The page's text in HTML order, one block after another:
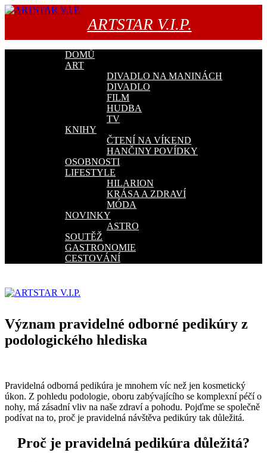
Přejít
webu
ARTSTAR V.I.P.
DOMŮ
ART
DIVADLO NA MANINÁCH
DIVADLO
FILM
HUDBA
TV
KNIHY
ČTENÍ NA VÍKEND
HANČINY POVÍDKY
OSOBNOSTI
LIFESTYLE
HILARION
KRÁSA A ZDRAVÍ
MÓDA
NOVINKY
ASTRO
SOUTĚŽ
GASTRONOMIE
CESTOVÁNÍ
Význam pravidelné odborné pedikúry z
podologického hlediska
Pravidelná odborná pedikúra je mnohem víc než jen kosmetický
úkon. Z pohledu podologie, oboru zabývajícího se komplexní péčí o
nohy, má zásadní vliv na naše zdraví a pohodu. Pojďme se společně
podívat na to, proč je pravidelná návštěva pedikúry tak důležitá.
Proč je pravidelná pedikúra důležitá?